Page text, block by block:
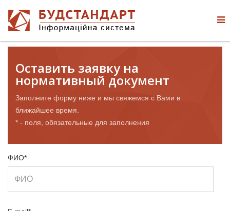
Оставить заявку на
нормативный документ
Заполните форму ниже и мы свяжемся с Вами в
ближайшее время.
* - поля, обязательные для заполнения
ФИО*